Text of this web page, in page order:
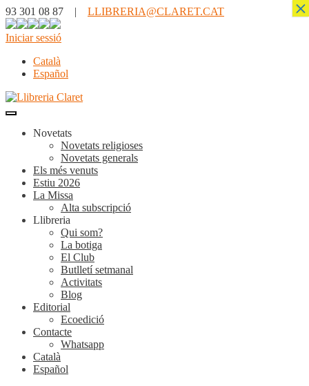
93 301 08 87 | LLIBRERIA@CLARET.CAT
Iniciar sessió
Català
Español
Novetats
Novetats religioses
Novetats generals
Els més venuts
Estiu 2026
La Missa
Alta subscripció
Llibreria
Qui som?
La botiga
El Club
Butlletí setmanal
Activitats
Blog
Editorial
Ecoedició
Contacte
Whatsapp
Català
Español
×